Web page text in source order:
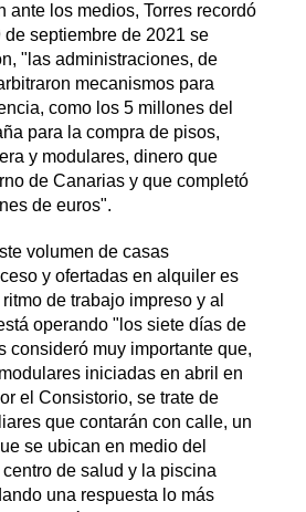
ante los medios, Torres recordó
septiembre de 2021 se
"las administraciones, de
mecanismos para
como los 5 millones del
para la compra de pisos,
y modulares, dinero que
de Canarias y que completó
de euros".
volumen de casas
y ofertadas en alquiler es
de trabajo impreso y al
operando "los siete días de
consideró muy importante que,
iniciadas en abril en
el Consistorio, se trate de
que contarán con calle, un
se ubican en medio del
de salud y la piscina
una respuesta lo más